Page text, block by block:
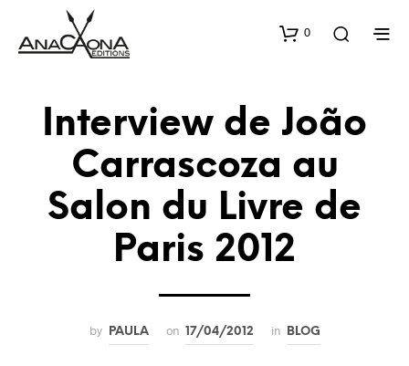
0
Interview de João
Carrascoza au
Salon du Livre de
Paris 2012
by PAULA on 17/04/2012 in BLOG